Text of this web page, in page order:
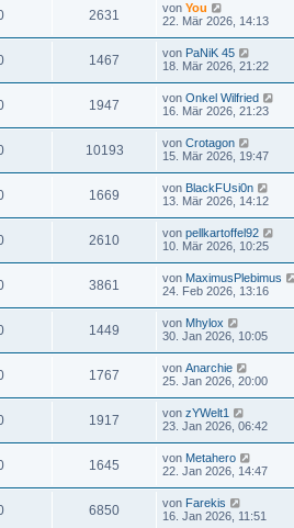
2631 von You
22. Mär 2026, 14:13
1467 von PaNiK 45
18. Mär 2026, 21:22
1947 von Onkel Wilfried
16. Mär 2026, 21:23
10193 von Crotagon
15. Mär 2026, 19:47
1669 von BlackFUsi0n
13. Mär 2026, 14:12
2610 von pellkartoffel92
10. Mär 2026, 10:25
3861 von MaximusPlebimus
24. Feb 2026, 13:16
1449 von Mhylox
30. Jan 2026, 10:05
1767 von Anarchie
25. Jan 2026, 20:00
1917 von zYWelt1
23. Jan 2026, 06:42
1645 von Metahero
22. Jan 2026, 14:47
6850 von Farekis
16. Jan 2026, 11:51